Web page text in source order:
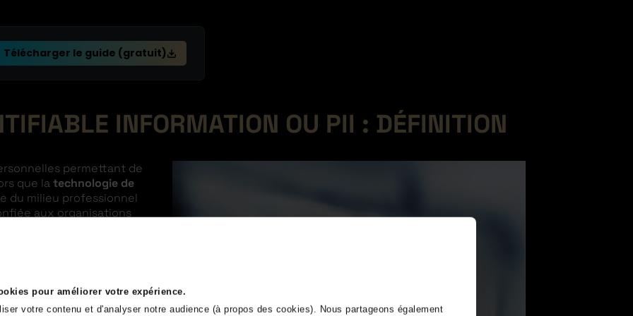
pour améliorer votre expérience.
votre contenu et d'analyser notre audience (à propos des cookies). Nous partageons également
Télécharger le guide (gratuit)
INFORMATION OU PII : DÉFINITION
permettant de
que latechnologie de
du milieu professionnel
aux organisations
réunissent, par
côté, les
leur numéro de
pouvoiracheter en